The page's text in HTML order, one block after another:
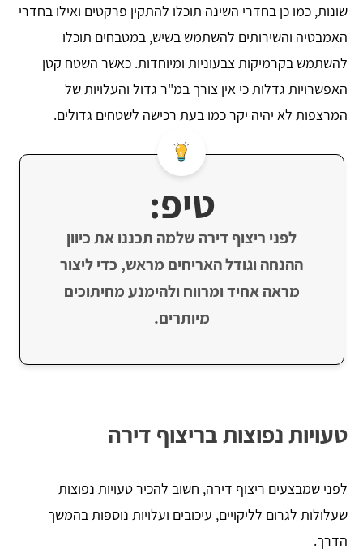
שונות, כמו כן בחדרי השינה תוכלו להתקין פרקטים ואילו בחדרי
האמבטיה והשירותים להשתמש בשיש, במטבחים תוכלו
להשתמש בקרמיקות צבעוניות ומיוחדות. כאשר השטח קטן
האפשרויות גדלות כי אין צורך במ"ר גדול והעלויות של
המרצפות לא יהיה יקר כמו בעת רכישה לשטחים גדולים.
טיפ:
לפני ריצוף דירה שלמה תכננו את כיוון
ההנחה וגודל האריחים מראש, כדי ליצור
מראה אחיד ומרווח ולהימנע מחיתוכים
מיותרים.
טעויות נפוצות בריצוף דירה
לפני שמבצעים ריצוף דירה, חשוב להכיר טעויות נפוצות
שעלולות לגרום לליקויים, עיכובים ועלויות נוספות בהמשך
הדרך.